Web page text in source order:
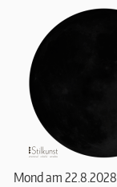
Mond am